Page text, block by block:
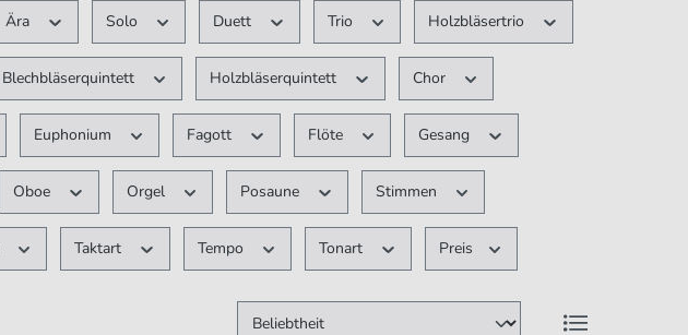
Ära Solo Duett Trio Holzbläsertrio
Blechbläserquintett Holzbläserquintett Chor
Euphonium Fagott Flöte Gesang
Oboe Orgel Posaune Stimmen
Taktart Tempo Tonart Preis